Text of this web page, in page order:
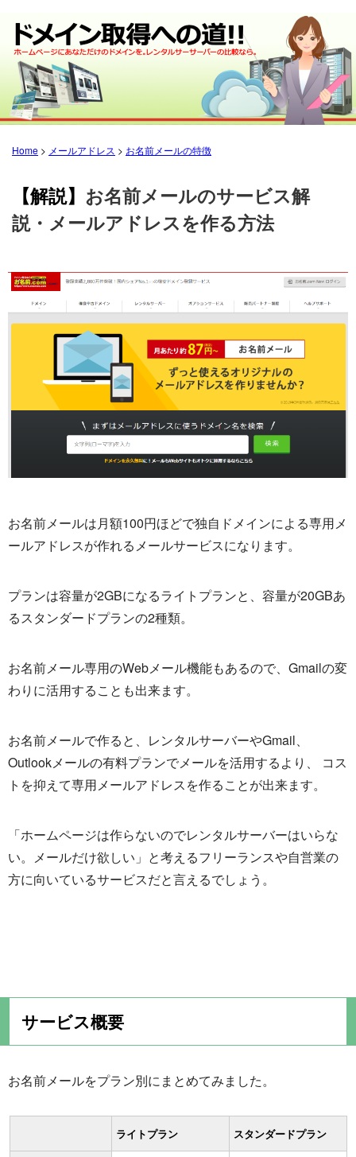
Home > メールアドレス > お名前メールの特徴
【解説】 お名前メールのサービス解
説・メールアドレスを作る方法
お名前メールは月額100円ほどで独自ドメインによる専用メ
ールアドレスが作れるメールサービスになります。
プランは容量が2GBになるライトプランと、容量が20GBあ
るスタンダードプランの2種類。
お名前メール専用のWebメール機能もあるので、Gmailの変
わりに活用することも出来ます。
お名前メールで作ると、レンタルサーバーやGmail、
Outlookメールの有料プランでメールを活用するより、 コス
トを抑えて専用メールアドレスを作ることが出来ます。
「ホームページは作らないのでレンタルサーバーはいらな
い。メールだけ欲しい」と考えるフリーランスや自営業の
方に向いているサービスだと言えるでしょう。
サービス概要
お名前メールをプラン別にまとめてみました。
ライトプラン スタンダードプラン